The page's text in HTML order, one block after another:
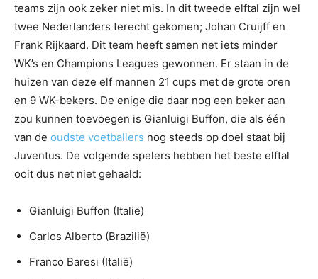
teams zijn ook zeker niet mis. In dit tweede elftal zijn wel
twee Nederlanders terecht gekomen; Johan Cruijff en
Frank Rijkaard. Dit team heeft samen net iets minder
WK’s en Champions Leagues gewonnen. Er staan in de
huizen van deze elf mannen 21 cups met de grote oren
en 9 WK-bekers. De enige die daar nog een beker aan
zou kunnen toevoegen is Gianluigi Buffon, die als één
van de oudste voetballers nog steeds op doel staat bij
Juventus. De volgende spelers hebben het beste elftal
ooit dus net niet gehaald:
Gianluigi Buffon (Italië)
Carlos Alberto (Brazilië)
Franco Baresi (Italië)